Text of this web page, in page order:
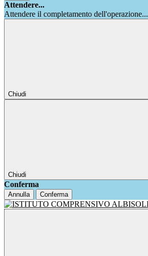
Attendere...
Attendere il completamento dell'operazione...
Chiudi
Chiudi
Conferma
Annulla Conferma